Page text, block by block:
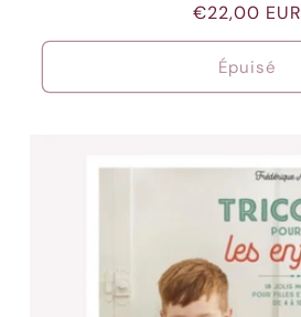
Prix
habituel
€22,00 EUR
Épuisé